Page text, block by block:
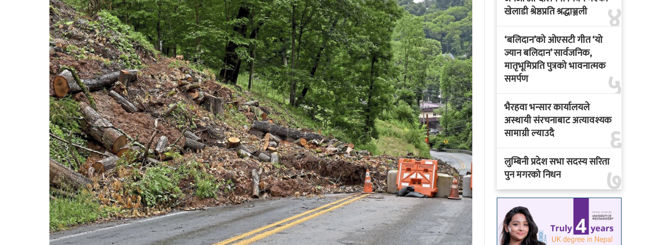
४
खेलाडी श्रेष्ठप्रति श्रद्धाञ्जली
५
‘बलिदान’को ओएसटी गीत ‘यो
ज्यान बलिदान’ सार्वजनिक,
मातृभूमिप्रति पुत्रको भावनात्मक
समर्पण
६
भैरहवा भन्सार कार्यालयले
अस्थायी संरचनाबाट अत्यावश्यक
सामाग्री ल्याउदै
७
लुम्बिनी प्रदेश सभा सदस्य सरिता
पुन मगरको निधन